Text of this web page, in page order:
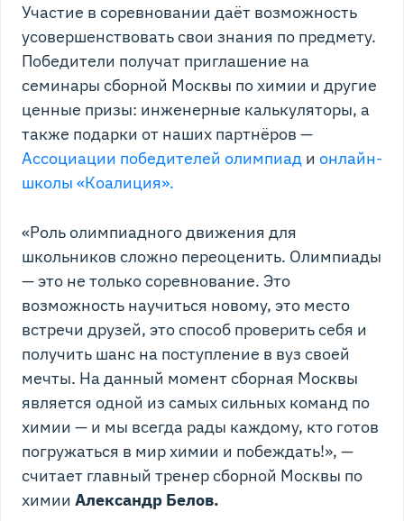
Участие в соревновании даёт возможность
усовершенствовать свои знания по предмету.
Победители получат приглашение на
семинары сборной Москвы по химии и другие
ценные призы: инженерные калькуляторы, а
также подарки от наших партнёров —
Ассоциации победителей олимпиад и онлайн-
школы «Коалиция».
«Роль олимпиадного движения для
школьников сложно переоценить. Олимпиады
— это не только соревнование. Это
возможность научиться новому, это место
встречи друзей, это способ проверить себя и
получить шанс на поступление в вуз своей
мечты. На данный момент сборная Москвы
является одной из самых сильных команд по
химии — и мы всегда рады каждому, кто готов
погружаться в мир химии и побеждать!», —
считает главный тренер сборной Москвы по
химии Александр Белов.